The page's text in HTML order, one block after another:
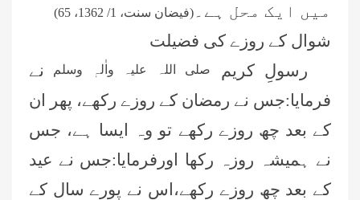
میں ایک محل ہے۔ (فیضان سنت، 1/ 1362، 65)
شوال کے روزے کی فضیلت
رسولِ کریم
صلی اللہ علیہ واٰلہٖ وسلم
نے
فرمایا:جس نے رمضان کے روزے رکھے، پھر ان
کے بعد چھ روزے رکھے تو وہ ایسا ہے، جس
نے ہمیشہ روزہ رکھا اورفرمایا:جس نے عید
کے بعد چھ روزے رکھے،اس نے پورے سال کے